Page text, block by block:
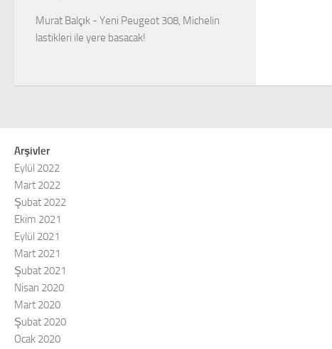
Murat Balçık - Yeni Peugeot 308, Michelin
lastikleri ile yere basacak!
Arşivler
Eylül 2022
Mart 2022
Şubat 2022
Ekim 2021
Eylül 2021
Mart 2021
Şubat 2021
Nisan 2020
Mart 2020
Şubat 2020
Ocak 2020